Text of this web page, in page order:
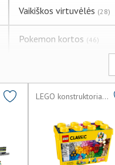
Vaikiškos virtuvėlės (28)
Pokemon kortos (46)
Plus Plus GO(3) LEGO konstruktoriai lego